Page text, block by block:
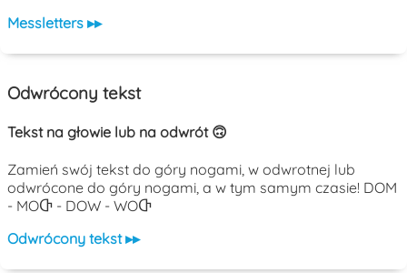
Messletters ▸▸
Odwrócony tekst
Tekst na głowie lub na odwrót 🙃
Zamień swój tekst do góry nogami, w odwrotnej lub
odwrócone do góry nogami, a w tym samym czasie! DOM
- MOႧ - DOW - WOႧ
Odwrócony tekst ▸▸